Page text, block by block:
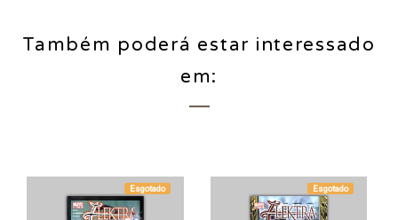
Também poderá estar interessado
em:
Esgotado Esgotado